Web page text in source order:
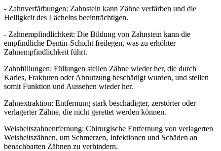
- Zahnverfärbungen: Zahnstein kann Zähne verfärben und die
Helligkeit des Lächelns beeinträchtigen.
- Zahnempfindlichkeit: Die Bildung von Zahnstein kann die
empfindliche Dentin-Schicht freilegen, was zu erhöhter
Zahnempfindlichkeit führt.
Zahnfüllungen: Füllungen stellen Zähne wieder her, die durch
Karies, Frakturen oder Abnutzung beschädigt wurden, und stellen
somit Funktion und Aussehen wieder her.
Zahnextraktion: Entfernung stark beschädigter, zerstörter oder
verlagerter Zähne, die nicht gerettet werden können.
Weisheitszahnentfernung: Chirurgische Entfernung von verlagerten
Weisheitszähnen, um Schmerzen, Infektionen und Schäden an
benachbarten Zähnen zu verhindern.